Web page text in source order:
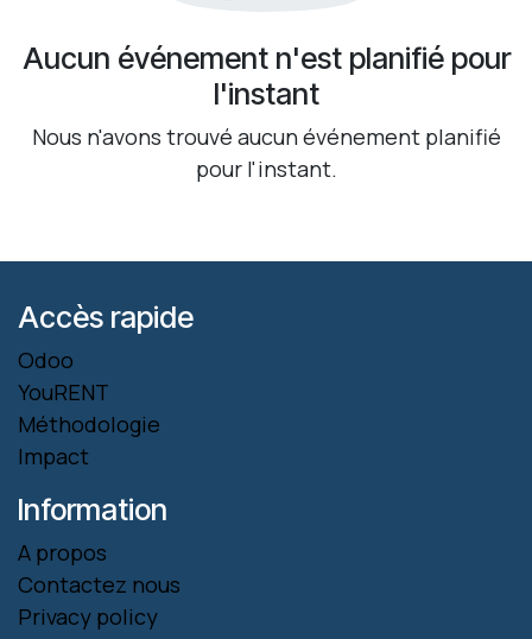
Aucun événement n'est planifié pour
l'instant
Nous n'avons trouvé aucun événement planifié
pour l'instant.
Accès rapide
Odoo
YouRENT
Méthodologie
Impact
Information
A propos
Contactez nous
Privacy policy